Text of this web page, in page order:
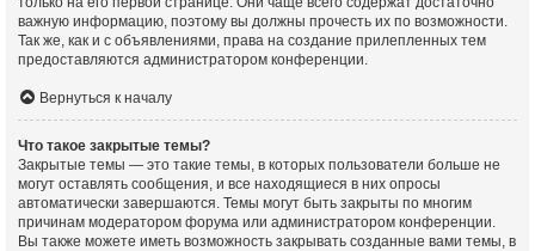
важную информацию, поэтому вы должны прочесть их по возможности.
Так же, как и с объявлениями, права на создание прилепленных тем
предоставляются администратором конференции.
Вернуться к началу
Что такое закрытые темы?
Закрытые темы — это такие темы, в которых пользователи больше не
могут оставлять сообщения, и все находящиеся в них опросы
автоматически завершаются. Темы могут быть закрыты по многим
причинам модератором форума или администратором конференции.
Вы также можете иметь возможность закрывать созданные вами темы, в